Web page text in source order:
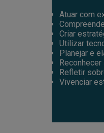
Atuar com
Criar
Utilizar
Planejar e
Refletir
Vivenciar